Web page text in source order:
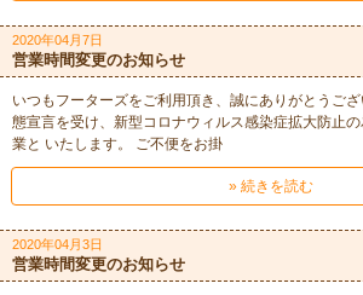
2020年04月7日
営業時間変更のお知らせ
いつもフーターズをご利用頂き、誠にありがとうご
態宣言を受け、新型コロナウィルス感染症拡大防止
業と いたします。 ご不便をお掛
» 続きを読む
2020年04月3日
営業時間変更のお知らせ